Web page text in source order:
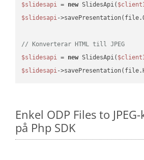
$slidesapi = new SlidesApi(
$slidesapi-
// Konverterar HTML till JPEG
$slidesapi = new SlidesApi(
$slidesapi-
Enkel ODP Files to
på Php SDK